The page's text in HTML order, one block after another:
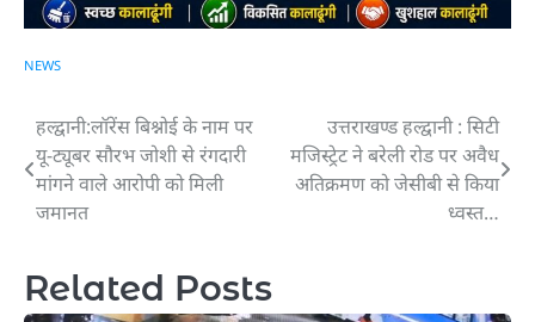
NEWS
Post
navigation
हल्द्वानी:लॉरेंस बिश्नोई के नाम पर
यू-ट्यूबर सौरभ जोशी से रंगदारी
मांगने वाले आरोपी को मिली
जमानत
उत्तराखण्ड हल्द्वानी : सिटी
मजिस्ट्रेट ने बरेली रोड पर अवैध
अतिक्रमण को जेसीबी से किया
ध्वस्त…
Related Posts